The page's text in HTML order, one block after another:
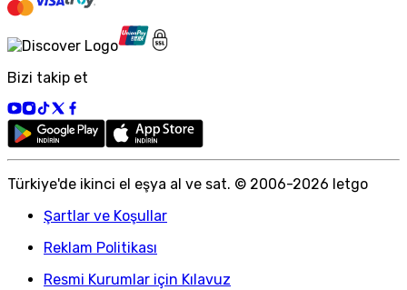
Bizi takip et
Türkiye'de ikinci el eşya al ve sat. © 2006-2026 letgo
Şartlar ve Koşullar
Reklam Politikası
Resmi Kurumlar için Kılavuz